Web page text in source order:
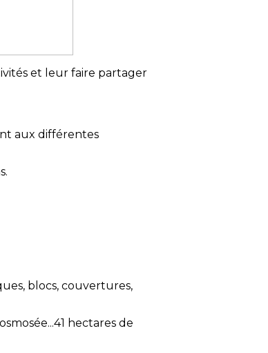
et leur faire partager
aux différentes
blocs, couvertures,
hectares de